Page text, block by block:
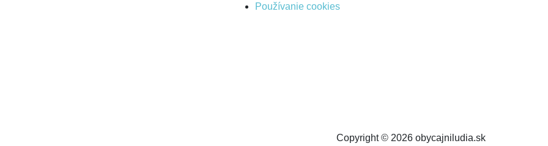
Používanie cookies
Copyright © 2026 obycajniludia.sk